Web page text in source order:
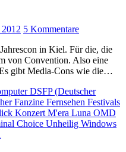
5 Kommentare
von Convention. Also eine
gibt Media-Cons wie die…
DSFP (Deutscher
Fanzine Fernsehen Festivals
KonzertM'era Luna OMD
Choice Unheilig Windows